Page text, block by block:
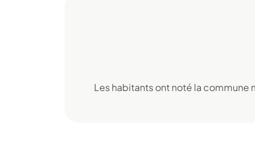
Les habitants ont noté la commune